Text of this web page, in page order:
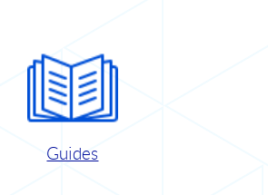
Guides